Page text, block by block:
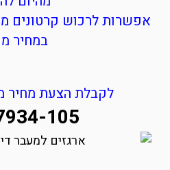
אפשרות לרכוש קרטונים
במחיר
לקבלת הצעת מחיר
105